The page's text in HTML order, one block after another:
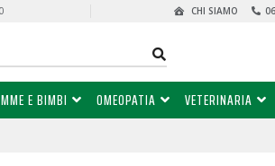
CHI SIAMO
E BIMBI OMEOPATIA VETERINARIA